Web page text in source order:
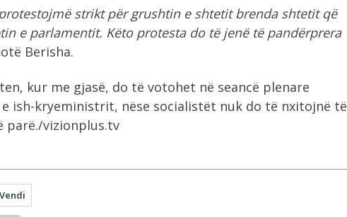
strikt për grushtin e shtetit brenda shtetit që
e parlamentit. Këto protesta do të jenë të pandërprera
Berisha.
kur me gjasë, do të votohet në seancë plenare
ish-kryeministrit, nëse socialistët nuk do të nxitojnë të
parë./vizionplus.tv
Vendi